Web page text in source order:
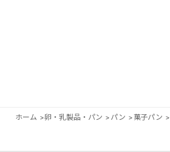
ホーム >卵・乳製品・パン > パン >菓子パン >